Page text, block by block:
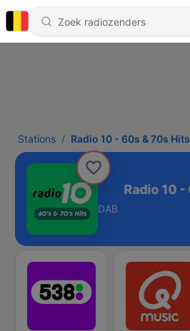
Stations Radio 10 - 60s & 70s Hits
& 70s Hits
DAB